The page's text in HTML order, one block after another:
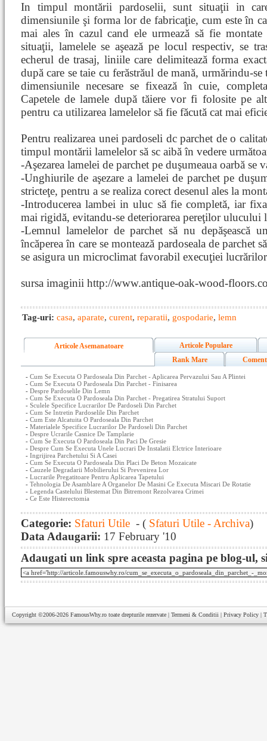
In timpul montării pardoselii, sunt situaţii in
dimensiunile şi forma lor de fabricaţie, cum este în
mai ales în cazul cand ele urmează să fie
situaţii, lamelele se aşează pe locul respectiv, se
echerul de trasaj, liniile care delimitează forma
după care se taie cu ferăstrăul de mană, urmărindu-
dimensiunile necesare se fixează în cuie,
Capetele de lamele după tăiere vor fi folosite pe
pentru ca utilizarea lamelelor să fie făcută cat mai
Pentru realizarea unei pardoseli dc parchet de o
timpul montării lamelelor să sc aibă în vedere
-Aşezarea lamelei de parchet pe duşumeaua oarbă se
-Unghiurile de aşezare a lamelei de parchet pe
stricteţe, pentru a se realiza corect desenul ales la
-Introducerea lambei in uluc să fie completă, iar
mai rigidă, evitandu-se deteriorarea pereţilor ulucului
-Lemnul lamelelor de parchet să nu depăşească
încăperea în care se montează pardoseala de parchet
se asigura un microclimat favorabil execuţiei
sursa imaginii http://www.antique-oak-wood-
Tag-uri: casa, aparate, curent, reparatii, gospodarie, lemn
Articole Asemanatoare
Articole Populare
Rank Mare
- Cum Se Executa O Pardoseala Din Parchet - Aplicarea Pervazului Sau A Plintei
- Cum Se Executa O Pardoseala Din Parchet - Finisarea
- Despre Pardoselile Din Lemn
- Cum Se Executa O Pardoseala Din Parchet - Pregatirea Stratului Suport
- Sculele Specifice Lucrarilor De Pardoseli Din Parchet
- Cum Se Intretin Pardoselile Din Parchet
- Cum Este Alcatuita O Pardoseala Din Parchet
- Materialele Specifice Lucrarilor De Pardoseli Din Parchet
- Despre Ucrarile Casnice De Tamplarie
- Cum Se Executa O Pardoseala Din Paci De Gresie
- Despre Cum Se Executa Unele Lucrari De Instalatii Elctrice Interioare
- Ingrijirea Parchetului Si A Casei
- Cum Se Executa O Pardoseala Din Placi De Beton Mozaicate
- Cauzele Degradarii Mobilierului Si Prevenirea Lor
- Lucrarile Pregatitoare Pentru Aplicarea Tapetului
- Tehnologia De Asamblare A Organelor De Masini Ce Executa Miscari De Rotatie
- Legenda Castelului Blestemat Din Bitremont Rezolvarea Crimei
- Ce Este Histerectomia
Categorie: Sfaturi Utile - ( Sfaturi Utile - Archiva)
Data Adaugarii: 17 February '10
Adaugati un link spre aceasta pagina pe blog-ul,
Copyright ©2006-2026 FamousWhy.ro toate drepturile rezervate | Termeni & Conditii | Privacy Policy |